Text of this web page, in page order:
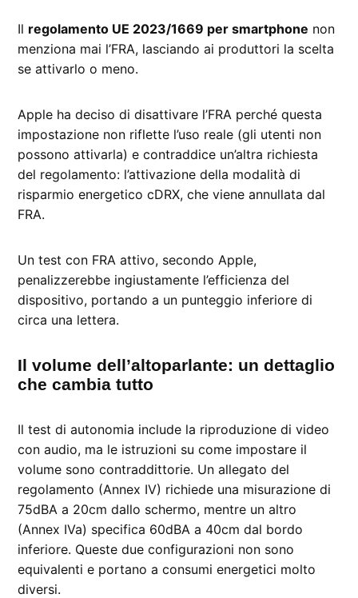
Il regolamento UE 2023/1669 per smartphone non
menziona mai l’FRA, lasciando ai produttori la scelta
se attivarlo o meno.
Apple ha deciso di disattivare l’FRA perché questa
impostazione non riflette l’uso reale (gli utenti non
possono attivarla) e contraddice un’altra richiesta
del regolamento: l’attivazione della modalità di
risparmio energetico cDRX, che viene annullata dal
FRA.
Un test con FRA attivo, secondo Apple,
penalizzerebbe ingiustamente l’efficienza del
dispositivo, portando a un punteggio inferiore di
circa una lettera.
Il volume dell’altoparlante: un dettaglio
che cambia tutto
Il test di autonomia include la riproduzione di video
con audio, ma le istruzioni su come impostare il
volume sono contraddittorie. Un allegato del
regolamento (Annex IV) richiede una misurazione di
75dBA a 20cm dallo schermo, mentre un altro
(Annex IVa) specifica 60dBA a 40cm dal bordo
inferiore. Queste due configurazioni non sono
equivalenti e portano a consumi energetici molto
diversi.